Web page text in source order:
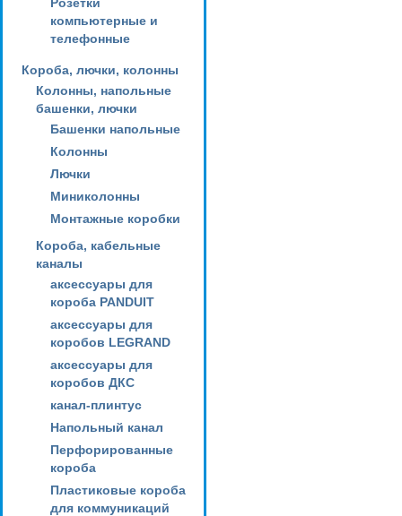
компьютерные и
телефонные
Короба, лючки, колонны
Колонны, напольные
башенки, лючки
Башенки напольные
Колонны
Лючки
Миниколонны
Монтажные коробки
Короба, кабельные
каналы
аксессуары для
короба PANDUIT
аксессуары для
коробов LEGRAND
аксессуары для
коробов ДКС
канал-плинтус
Напольный канал
Перфорированные
короба
Пластиковые короба
для коммуникаций